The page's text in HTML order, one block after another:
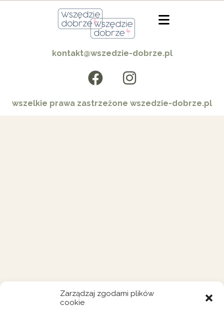
Zarządzaj zgodami plików
cookie
kontakt@wszedzie-dobrze.pl
wszelkie prawa zastrzeżone wszedzie-dobrze.pl